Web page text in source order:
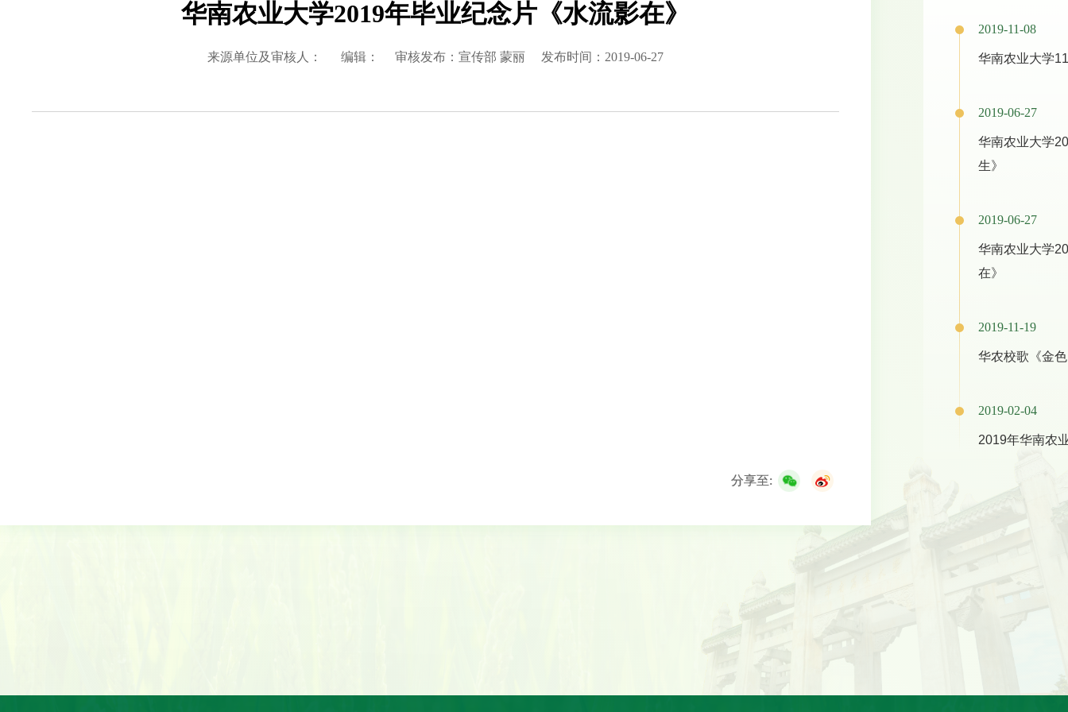
华南农业大学2019年毕业纪念片《水流影在》
来源单位及审核人： 编辑： 审核发布：宣传部 蒙丽 发布时间：2019-06-27
分享至:
2019-11-08
华南农业大学
2019-06-27
华南农业大学
生》
2019-06-27
华南农业大学
在》
2019-11-19
华农校歌《金
2019-02-04
2019年华南农